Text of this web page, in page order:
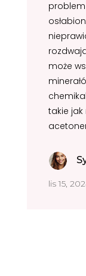
problem
może
takie jak
lis 15,